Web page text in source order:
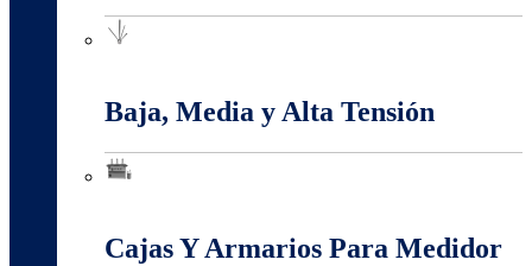
Baja, Media y Alta Tensión
Cajas Y Armarios Para Medidor